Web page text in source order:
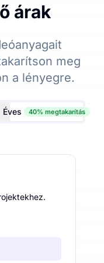
árak
meg
a lényegre.
Éves 40% megtakarítás